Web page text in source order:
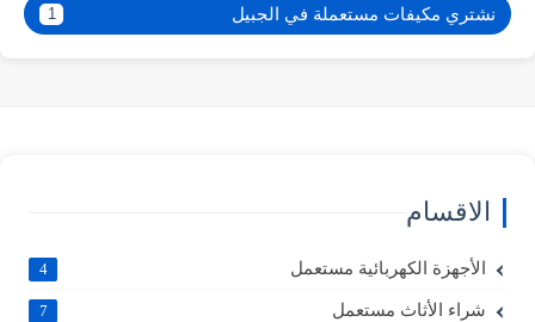
نشتري مكيفات مستعملة في الجبيل 1
الاقسام
الأجهزة الكهربائية مستعمل 4
شراء الأثاث مستعمل 7